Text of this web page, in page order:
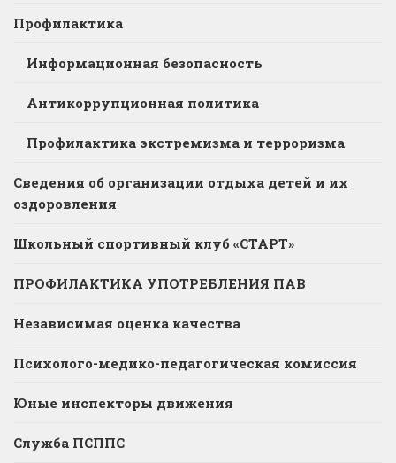
Профилактика
Информационная безопасность
Антикоррупционная политика
Профилактика экстремизма и терроризма
Сведения об организации отдыха детей и их
оздоровления
Школьный спортивный клуб «СТАРТ»
ПРОФИЛАКТИКА УПОТРЕБЛЕНИЯ ПАВ
Независимая оценка качества
Психолого-медико-педагогическая комиссия
Юные инспекторы движения
Служба ПСППС